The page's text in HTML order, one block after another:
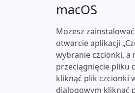
macOS
Możesz
otwarcie aplikacji
wybranie czcionki, a
przeciągnięcie pliku
kliknąć plik czcionki
dialogowym kliknąć